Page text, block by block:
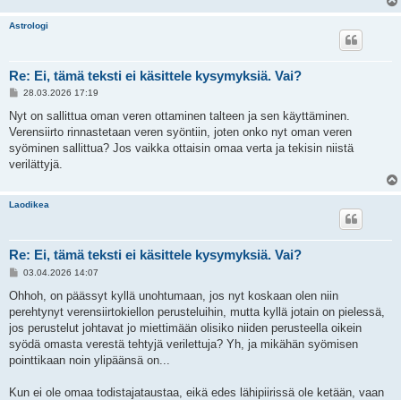
Astrologi
Re: Ei, tämä teksti ei käsittele kysymyksiä. Vai?
V
e
s
t
i
28.03.2026 17:19
Nyt on sallittua oman veren ottaminen talteen ja sen käyttäminen.
Verensiirto rinnastetaan veren syöntiin, joten onko nyt oman veren
syöminen sallittua? Jos vaikka ottaisin omaa verta ja tekisin niistä
verilättyjä.
Laodikea
Re: Ei, tämä teksti ei käsittele kysymyksiä. Vai?
V
e
t
i
03.04.2026 14:07
Ohhoh, on päässyt kyllä unohtumaan, jos nyt koskaan olen niin
perehtynyt verensiirtokiellon perusteluihin, mutta kyllä jotain on pielessä,
jos perustelut johtavat jo miettimään olisiko niiden perusteella oikein
syödä omasta verestä tehtyjä verilettuja? Yh, ja mikähän syömisen
pointtikaan noin ylipäänsä on...
Kun ei ole omaa todistajataustaa, eikä edes lähipiirissä ole ketään, vaan